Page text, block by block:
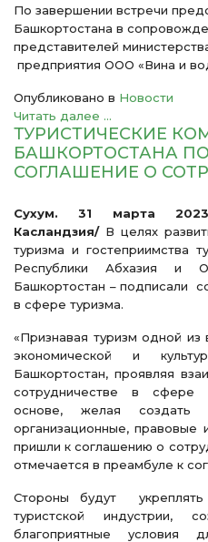
По завершении встречи
Башкортостана в
представителей
предприятия ООО «Вина и
Опубликовано в Новости
Читать далее ...
ТУРИСТИЧЕСКИЕ
БАШКОРТОСТАНА
СОГЛАШЕНИЕ О
Сухум. 31 марта
Касландзия/В целях
туризма и гостеприимства
Республики Абхазия и
Башкортостан – подписали
в сфере туризма.
«Признавая туризм одной
экономической и
Башкортостан, проявляя
сотрудничестве в сфере
основе, желая создать
организационные, правовые
пришли к соглашению о
отмечается в преамбуле к
Стороны будут
туристской индустрии,
благоприятные условия